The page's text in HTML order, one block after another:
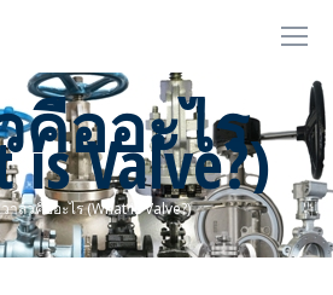
คืออะไร
is Valve?)
วาล์วคืออะไร (What is Valve?)